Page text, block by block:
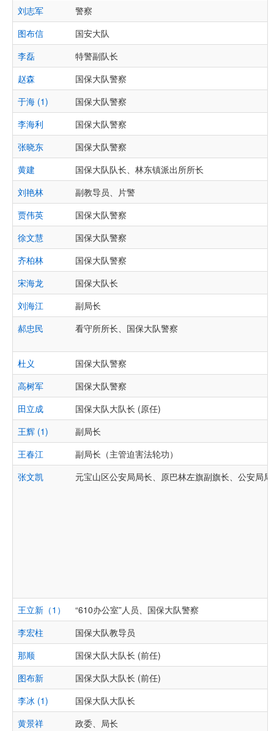
刘志军
警察
图布信
国安大队
李磊
特警副队长
赵森
国保大队警察
于海 (1)
国保大队警察
李海利
国保大队警察
张晓东
国保大队警察
黄建
国保大队队长、林东镇派出所所长
刘艳林
副教导员、片警
贾伟英
国保大队警察
徐文慧
国保大队警察
齐柏林
国保大队警察
宋海龙
国保大队长
刘海江
副局长
郝忠民
看守所所长、国保大队警察
杜义
国保大队警察
高树军
国保大队警察
田立成
国保大队大队长 (原任)
王辉 (1)
副局长
王春江
副局长（主管迫害法轮功）
张文凯
元宝山区公安局局长、原巴林左旗副旗长、公安局
王立新（1）
“610办公室”人员、国保大队警察
李宏柱
国保大队教导员
那顺
国保大队大队长 (前任)
图布新
国保大队大队长 (前任)
李冰 (1)
国保大队大队长
黄景祥
政委、局长